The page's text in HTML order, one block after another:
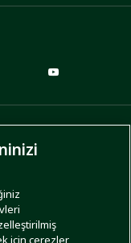
için çerezler